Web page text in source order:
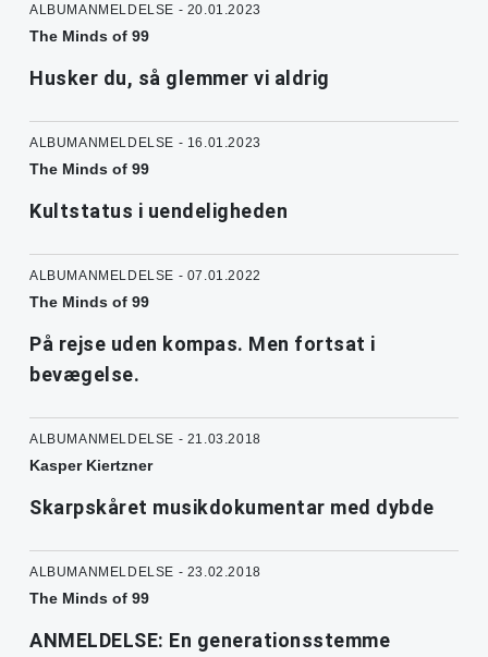
ALBUMANMELDELSE - 20.01.2023
The Minds of 99
Husker du, så glemmer vi aldrig
ALBUMANMELDELSE - 16.01.2023
The Minds of 99
Kultstatus i uendeligheden
ALBUMANMELDELSE - 07.01.2022
The Minds of 99
På rejse uden kompas. Men fortsat i
bevægelse.
ALBUMANMELDELSE - 21.03.2018
Kasper Kiertzner
Skarpskåret musikdokumentar med dybde
ALBUMANMELDELSE - 23.02.2018
The Minds of 99
ANMELDELSE: En generationsstemme